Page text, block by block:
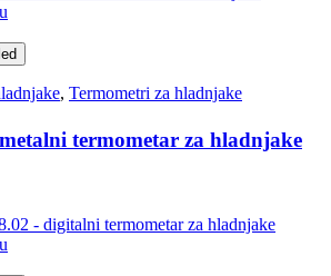
, Termometri za hladnjake
termometar za hladnjake